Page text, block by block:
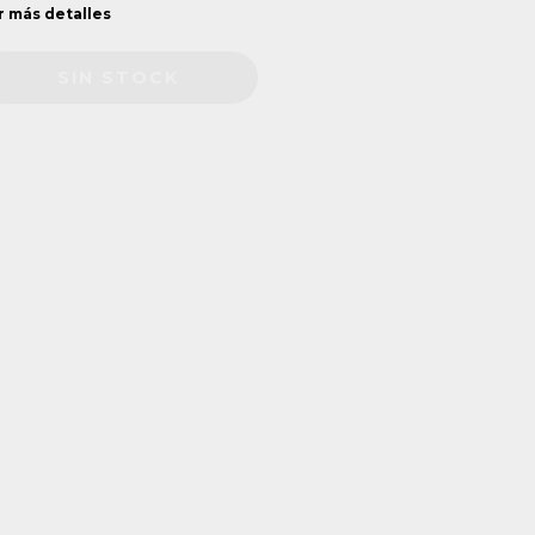
más detalles